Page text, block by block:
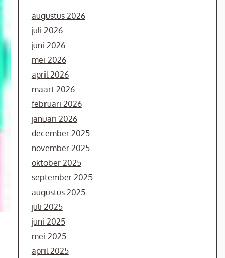
augustus 2026
juli 2026
juni 2026
mei 2026
april 2026
maart 2026
februari 2026
januari 2026
december 2025
november 2025
oktober 2025
september 2025
augustus 2025
juli 2025
juni 2025
mei 2025
april 2025